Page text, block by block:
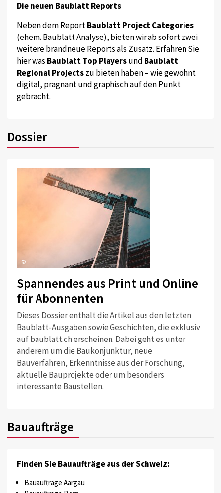
Die neuen Baublatt Reports
Neben dem ReportBaublatt Project Categories
(ehem. Baublatt Analyse), bieten wir ab sofort zwei
weitere brandneue Reports als Zusatz. Erfahren Sie
hier was Baublatt Top Playersund Baublatt
Regional Projectszu bieten haben – wie gewohnt
digital, prägnant und graphisch auf den Punkt
gebracht.
Dossier
©
Spannendes aus Print und Online
für Abonnenten
Dieses Dossier enthält die Artikel aus den letzten
Baublatt-Ausgaben sowie Geschichten, die exklusiv
auf baublatt.ch erscheinen. Dabei geht es unter
anderem um die Baukonjunktur, neue
Bauverfahren, Erkenntnisse aus der Forschung,
aktuelle Bauprojekte oder um besonders
interessante Baustellen.
Bauaufträge
Finden Sie Bauaufträge aus der Schweiz:
Bauaufträge Aargau